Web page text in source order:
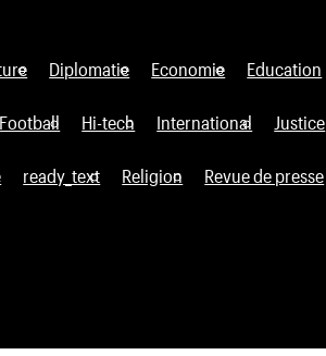
Diplomatie Economie Education
Football Hi-tech International Justice
ready_text Religion Revue de presse